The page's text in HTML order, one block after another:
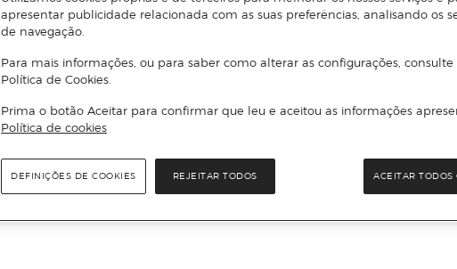
apresentar publicidade relacionada com as suas preferências, analisando os
de navegação.
Para mais informações, ou para saber como alterar as configurações, consulte
Política de Cookies.
Prima o botão Aceitar para confirmar que leu e aceitou as informações
Política de cookies
REJEITAR TODOS ACEITAR TODOS
DEFINIÇÕES DE COOKIES